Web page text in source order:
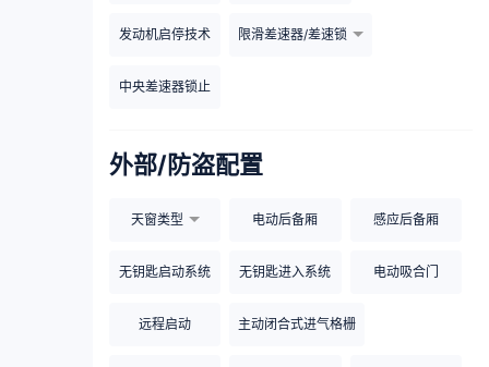
发动机启停技术 限滑差速器/差速锁
中央差速器锁止
外部/防盗配置
天窗类型 电动后备厢 感应后备厢
无钥匙启动系统 无钥匙进入系统 电动吸合门
远程启动 主动闭合式进气格栅